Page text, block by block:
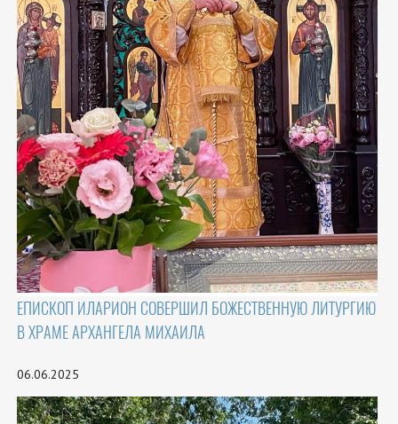
ЕПИСКОП ИЛАРИОН СОВЕРШИЛ БОЖЕСТВЕННУЮ ЛИТУРГИЮ
В ХРАМЕ АРХАНГЕЛА МИХАИЛА
06.06.2025